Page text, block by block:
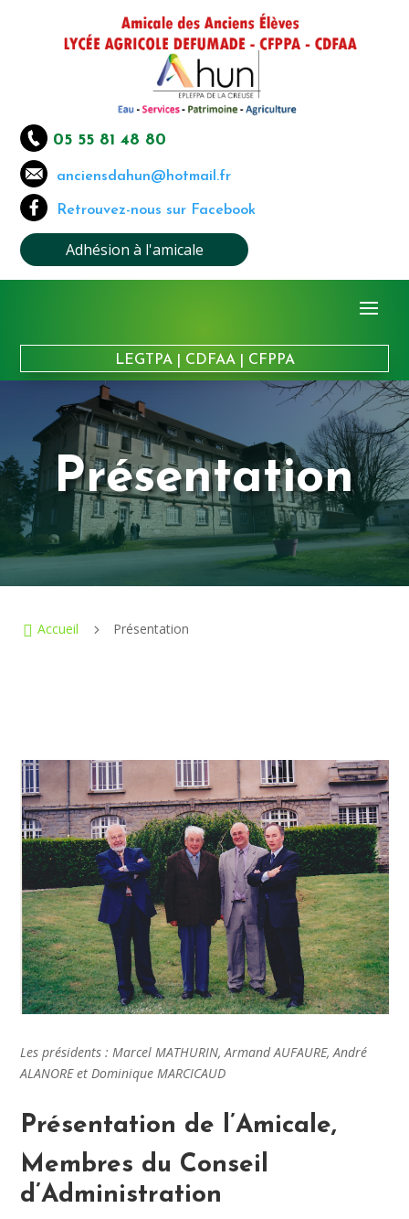
05 55 81 48 80
anciensdahun@hotmail.fr
Retrouvez-nous sur Facebook
Adhésion à l'amicale
LEGTPA| CDFAA| CFPPA
Présentation
 Accueil 5 Présentation
Les présidents : Marcel MATHURIN, Armand AUFAURE, André
ALANORE et Dominique MARCICAUD
Présentation de l’Amicale,
Membres du Conseil
d’Administration